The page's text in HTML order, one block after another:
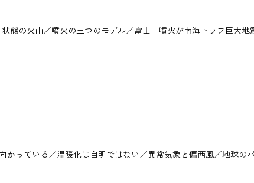
態の火山／噴火の三つのモデル／富士山噴火が南海トラフ巨大地
かっている／温暖化は自明ではない／異常気象と偏西風／地球の